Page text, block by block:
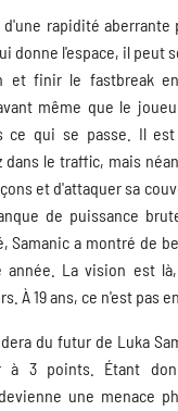
rapidité aberrante
donne l'espace, il peut
et finir le fastbreak
même que le
ce qui se passe. Il est
dans le traffic, mais
et d'attaquer sa
de puissance
Samanic a montré de
année. La vision est
À 19 ans, ce n'est pas
du futur de Luka
à 3 points. Étant
une menace